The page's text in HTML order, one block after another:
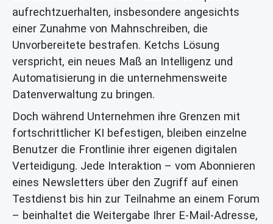
aufrechtzuerhalten, insbesondere angesichts
einer Zunahme von Mahnschreiben, die
Unvorbereitete bestrafen. Ketchs Lösung
verspricht, ein neues Maß an Intelligenz und
Automatisierung in die unternehmensweite
Datenverwaltung zu bringen.
Doch während Unternehmen ihre Grenzen mit
fortschrittlicher KI befestigen, bleiben einzelne
Benutzer die Frontlinie ihrer eigenen digitalen
Verteidigung. Jede Interaktion – vom Abonnieren
eines Newsletters über den Zugriff auf einen
Testdienst bis hin zur Teilnahme an einem Forum
– beinhaltet die Weitergabe Ihrer E-Mail-Adresse,